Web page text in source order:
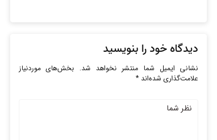
دیدگاه خود را بنویسید
نشانی ایمیل شما منتشر نخواهد شد. بخش‌های موردنیاز
علامت‌گذاری شده‌اند *